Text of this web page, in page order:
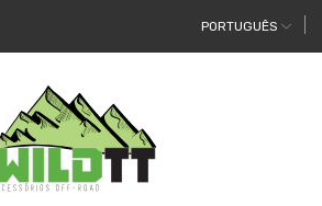
PORTUGUÊS